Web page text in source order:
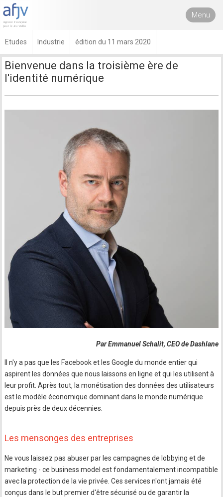
Menu
Etudes Industrie édition du 11 mars 2020
Bienvenue dans la troisième ère de
l'identité numérique
Par Emmanuel Schalit, CEO de Dashlane
Il n'y a pas que les Facebook et les Google du monde entier qui
aspirent les données que nous laissons en ligne et qui les utilisent à
leur profit. Après tout, la monétisation des données des utilisateurs
est le modèle économique dominant dans le monde numérique
depuis près de deux décennies.
Les mensonges des entreprises
Ne vous laissez pas abuser par les campagnes de lobbying et de
marketing - ce business model est fondamentalement incompatible
avec la protection de la vie privée. Ces services n'ont jamais été
conçus dans le but premier d'être sécurisé ou de garantir la